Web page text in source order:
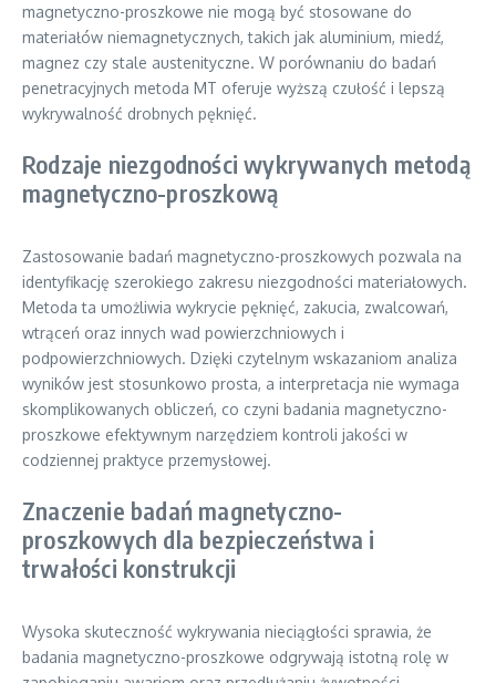
magnetyczno-proszkowe nie mogą być stosowane do
materiałów niemagnetycznych, takich jak aluminium, miedź,
magnez czy stale austenityczne. W porównaniu do badań
penetracyjnych metoda MT oferuje wyższą czułość i lepszą
wykrywalność drobnych pęknięć.
Rodzaje niezgodności wykrywanych metodą
magnetyczno-proszkową
Zastosowanie badań magnetyczno-proszkowych pozwala na
identyfikację szerokiego zakresu niezgodności materiałowych.
Metoda ta umożliwia wykrycie pęknięć, zakucia, zwalcowań,
wtrąceń oraz innych wad powierzchniowych i
podpowierzchniowych. Dzięki czytelnym wskazaniom analiza
wyników jest stosunkowo prosta, a interpretacja nie wymaga
skomplikowanych obliczeń, co czyni badania magnetyczno-
proszkowe efektywnym narzędziem kontroli jakości w
codziennej praktyce przemysłowej.
Znaczenie badań magnetyczno-
proszkowych dla bezpieczeństwa i
trwałości konstrukcji
Wysoka skuteczność wykrywania nieciągłości sprawia, że
badania magnetyczno-proszkowe odgrywają istotną rolę w